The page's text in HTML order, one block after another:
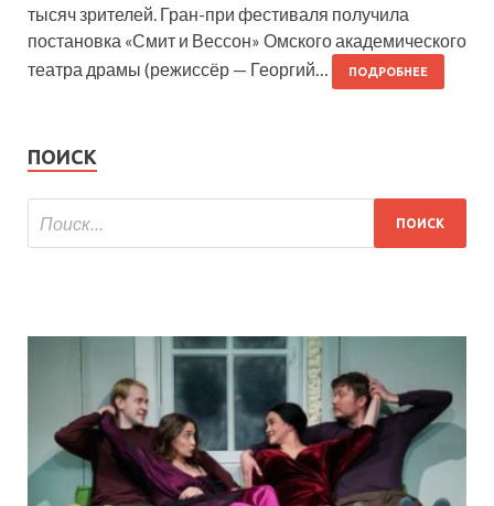
тысяч зрителей. Гран-при фестиваля получила
постановка «Смит и Вессон» Омского академического
театра драмы (режиссёр — Георгий…
ПОДРОБНЕЕ
ПОИСК